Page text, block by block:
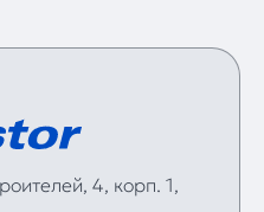
4, корп. 1,